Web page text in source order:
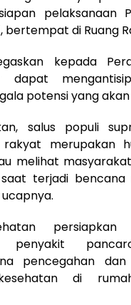
pelaksanaan
bertempat di Ruang
kepada
dapat
potensi yang
salus populi
rakyat merupakan
melihat
terjadi bencana
penyakit
pencegahan
di